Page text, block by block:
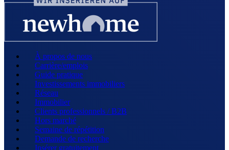
À propos de nous
Carrière/emplois
Guide pratique
Investissements immobiliers
Réseau
Immobilier
Clients professionnels / B2B
Hors marché
Semaine de répétition
Demande de recherche
Insérer gratuitement